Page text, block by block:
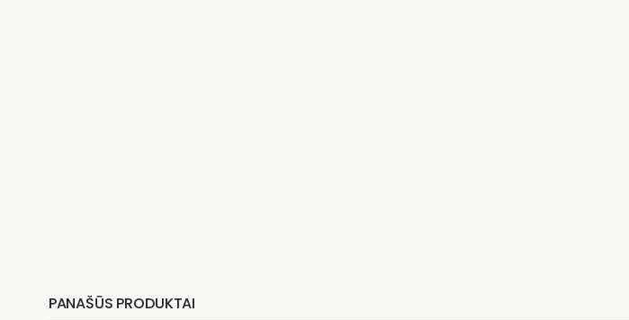
PANAŠŪS PRODUKTAI